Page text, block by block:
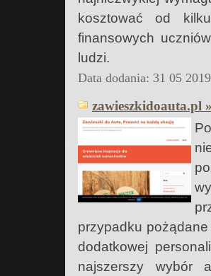
kosztować od
finansowych
ludzi.
Data dodania: 31 05
zawieszkidoauta.pl
przypadku
dodatkowej
najszerszy wybór